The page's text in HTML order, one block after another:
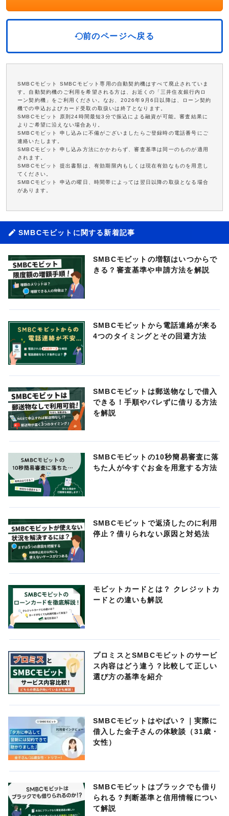
前のページへ戻る
SMBCモビット SMBCモビット専用の自動契約機はすべて廃止されていま
す。自動契約機のご利用を希望される方は、お近くの「三井住友銀行内ロ
ーン契約機」をご利用ください。なお、2026年9月6日以降は、ローン契約
機での申込およびカード受取の取扱いは終了となります。
SMBCモビット 原則24時間最短3分で振込による融資が可能。審査結果に
よりご希望に沿えない場合あり。
SMBCモビット 申し込みに不備がございましたらご登録時の電話番号にご
連絡いたします。
SMBCモビット 申し込み方法にかかわらず、審査基準は同一のものが適用
されます。
SMBCモビット 提出書類は、有効期限内もしくは現在有効なものを用意し
てください。
SMBCモビット 申込の曜日、時間帯によっては翌日以降の取扱となる場合
があります。
SMBCモビットに関する新着記事
SMBCモビットの増額はいつからで
きる？審査基準や申請方法を解説
SMBCモビットから電話連絡が来る
4つのタイミングとその回避方法
SMBCモビットは郵送物なしで借入
できる！手順やバレずに借りる方法
を解説
SMBCモビットの10秒簡易審査に落
ちた人が今すぐお金を用意する方法
SMBCモビットで返済したのに利用
停止？借りられない原因と対処法
モビットカードとは？ クレジットカ
ードとの違いも解説
プロミスとSMBCモビットのサービ
ス内容はどう違う？比較して正しい
選び方の基準を紹介
SMBCモビットはやばい？｜実際に
借入した金子さんの体験談（31歳・
女性）
SMBCモビットはブラックでも借り
られる？判断基準と信用情報につい
て解説